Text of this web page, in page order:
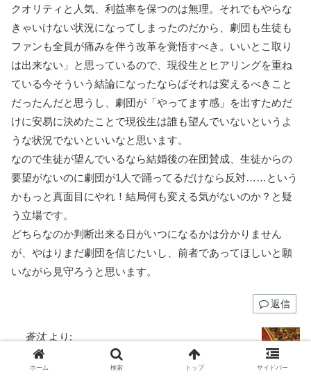
クオリティと人気、利益率を保つのは無理。それでもやらな
きゃいけない状況になってしまったのだから、劇団も生徒も
ファンも全員が痛みを伴う改革を覚悟すべき。いいとこ取り
は出来ない」と思っているので、現役生とヒアリングを重ね
ている今そういう結論になったならばそれは変えるべきこと
だったんだと思うし、劇団が「やってます感」を出すためだ
けに安易に決めたことで現役生は誰も望んでいないというよ
うな状況でないといいなと思います。
なので生徒が望んでいるなら結婚後の在団賛成、生徒からの
要望がないのに劇団が1人で踊ってるだけなら反対……という
かもっと真面目にやれ！結局何も変える気がないのか？と疑
う立場です。
どちらなのか判断出来る日がいつになるかは分かりません
が、やはりまだ劇団を信じたいし、前者であってほしいと願
いながら見守ろうと思います。
返信
蒼汰 より:
2025年8月6日 17:48
なるほど、確かに。すごく納得しました。
ホーム 検索 トップ サイドバー